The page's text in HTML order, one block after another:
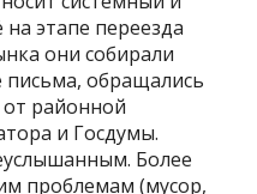
этапе переезда
они собирали
письма, обращались
районной
и Госдумы.
Более
проблемам (мусор,